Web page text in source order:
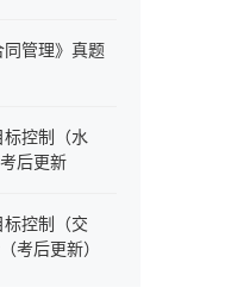
管理》真题
控制（水
后更新
控制（交
考后更新）